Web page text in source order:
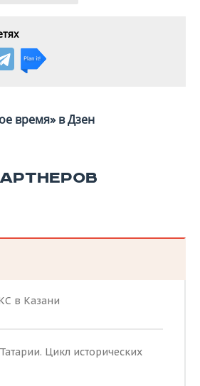
время» в Дзен
в Казани
Цикл исторических